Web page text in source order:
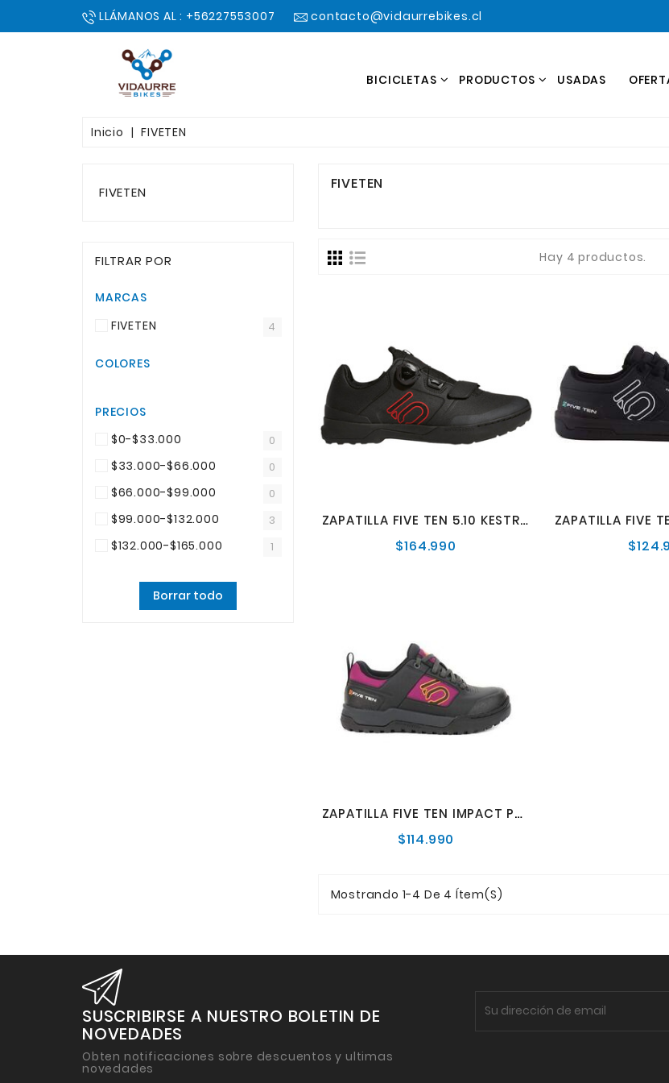
LLÁMANOS AL : +56227553007 contacto@vidaurrebikes.cl
BICICLETAS PRODUCTOS USADAS
Inicio FIVETEN
FIVETEN
FILTRAR POR
MARCAS
FIVETEN
4
COLORES
PRECIOS
$0-$33.000
0
$33.000-$66.000 0
$66.000-$99.000 0
$99.000-$132.000 3
$132.000-$165.000 1
Borrar todo
FIVETEN
Hay 4 productos.
ZAPATILLA FIVE TEN 5.10 KESTREL PRO BOA 41.5
$164.990
ZAPATILLA FIVE TEN IMPACT PRO W
$114.990
Mostrando 1-4 De 4 Ítem(s)
SUSCRIBIRSE A NUESTRO BOLETIN DE
NOVEDADES
Obten notificaciones sobre descuentos y ultimas
novedades